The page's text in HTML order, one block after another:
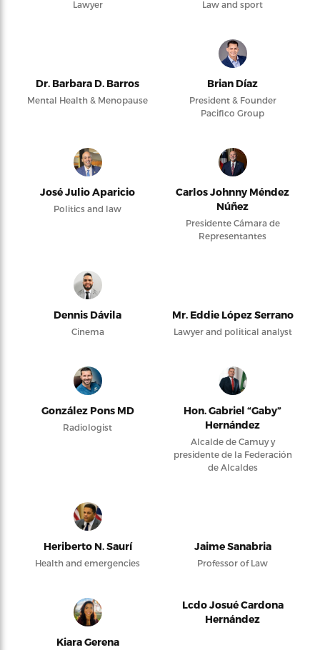
Lawyer Law and sport
Dr. Barbara D. Barros
Mental Health & Menopause
Brian Díaz
President & Founder
Pacifico Group
José Julio Aparicio
Politics and law
Carlos Johnny Méndez
Núñez
Presidente Cámara de
Representantes
Dennis Dávila
Cinema
Mr. Eddie López Serrano
Lawyer and political analyst
González Pons MD
Radiologist
Hon. Gabriel “Gaby”
Hernández
Alcalde de Camuy y
presidente de la Federación
de Alcaldes
Heriberto N. Saurí
Health and emergencies
Jaime Sanabria
Professor of Law
Kiara Gerena
Lcdo Josué Cardona
Hernández